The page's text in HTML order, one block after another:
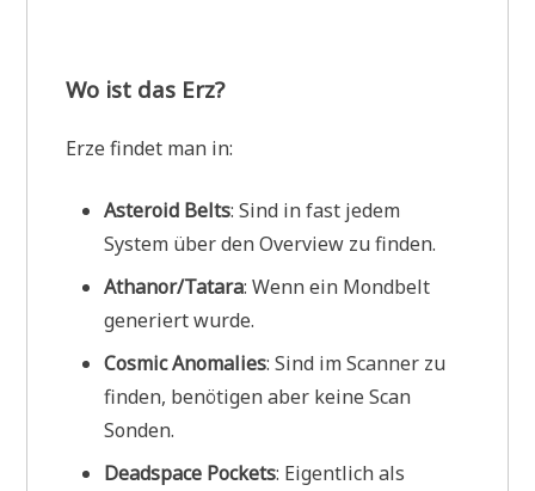
Wo ist das Erz?
Erze findet man in:
Asteroid Belts: Sind in fast jedem
System über den Overview zu finden.
Athanor/Tatara: Wenn ein Mondbelt
generiert wurde.
Cosmic Anomalies: Sind im Scanner zu
finden, benötigen aber keine Scan
Sonden.
Deadspace Pockets: Eigentlich als